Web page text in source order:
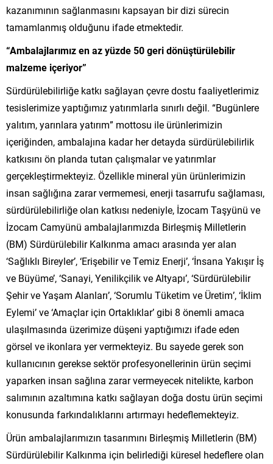
kazanımının sağlanmasını kapsayan bir dizi sürecin
tamamlanmış olduğunu ifade etmektedir.
“Ambalajlarımız en az yüzde 50 geri dönüştürülebilir
malzeme içeriyor”
Sürdürülebilirliğe katkı sağlayan çevre dostu faaliyetlerimiz
tesislerimize yaptığımız yatırımlarla sınırlı değil. “Bugünlere
yalıtım, yarınlara yatırım” mottosu ile ürünlerimizin
içeriğinden, ambalajına kadar her detayda sürdürülebilirlik
katkısını ön planda tutan çalışmalar ve yatırımlar
gerçekleştirmekteyiz. Özellikle mineral yün ürünlerimizin
insan sağlığına zarar vermemesi, enerji tasarrufu sağlaması,
sürdürülebilirliğe olan katkısı nedeniyle, İzocam Taşyünü ve
İzocam Camyünü ambalajlarımızda Birleşmiş Milletlerin
(BM) Sürdürülebilir Kalkınma amacı arasında yer alan
‘Sağlıklı Bireyler’, ‘Erişebilir ve Temiz Enerji’, ‘İnsana Yakışır İş
ve Büyüme’, ‘Sanayi, Yenilikçilik ve Altyapı’, ‘Sürdürülebilir
Şehir ve Yaşam Alanları’, ‘Sorumlu Tüketim ve Üretim’, ‘İklim
Eylemi’ ve ‘Amaçlar için Ortaklıklar’ gibi 8 önemli amaca
ulaşılmasında üzerimize düşeni yaptığımızı ifade eden
görsel ve ikonlara yer vermekteyiz. Bu sayede gerek son
kullanıcının gerekse sektör profesyonellerinin ürün seçimi
yaparken insan sağlına zarar vermeyecek nitelikte, karbon
salımının azaltımına katkı sağlayan doğa dostu ürün seçimi
konusunda farkındalıklarını artırmayı hedeflemekteyiz.
Ürün ambalajlarımızın tasarımını Birleşmiş Milletlerin (BM)
Sürdürülebilir Kalkınma için belirlediği küresel hedeflere olan